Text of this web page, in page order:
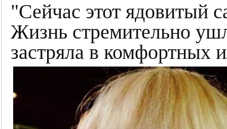
"Сейчас этот ядовитый
Жизнь стремительно
застряла в комфортных